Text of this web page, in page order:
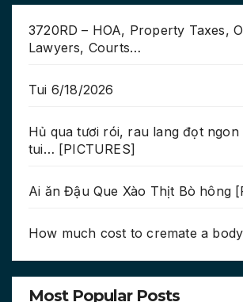
3720RD – HOA, Property Taxes,
Lawyers, Courts…
Tui 6/18/2026
Hủ qua tươi rói, rau lang đọt ngon
tui… [PICTURES]
Ai ăn Đậu Que Xào Thịt Bò hông
How much cost to cremate a body
Most Popular Posts